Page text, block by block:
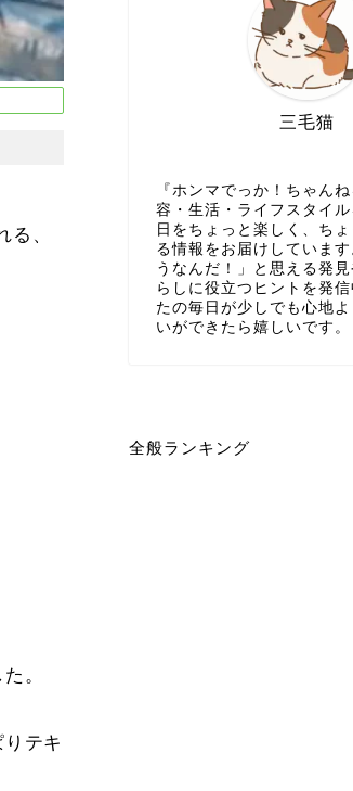
、
。
テキ
三毛猫
『ホンマでっか！ちゃん
容・生活・ライフスタイ
日をちょっと楽しく、ち
る情報をお届けしていま
うなんだ！」と思える発
らしに役立つヒントを発
たの毎日が少しでも心地
いができたら嬉しいです。
全般ランキング